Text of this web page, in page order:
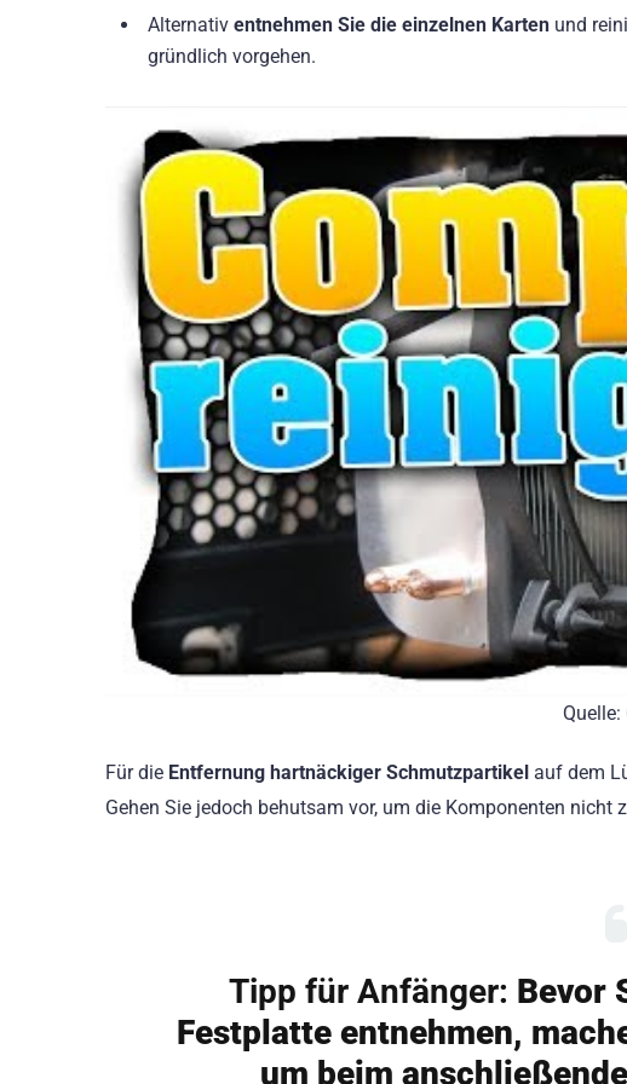
Alternativ entnehmen Sie die einzelnen Karten und
gründlich vorgehen.
Quelle:
Für die Entfernung hartnäckiger Schmutzpartikel auf dem
Gehen Sie jedoch behutsam vor, um die Komponenten nicht
Tipp für Anfänger: Bevor
Festplatte entnehmen,
um beim